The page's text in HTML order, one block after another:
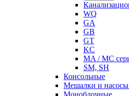
WQ
GA
GB
GT
KC
MA / MC
SM, SH
Консольные
Мешалки и насосы
Моноблочные